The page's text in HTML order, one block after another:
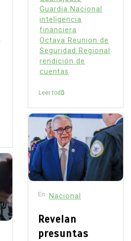
Guardia Nacional
inteligencia
financiera
Octava Reunion de
Seguridad Regional
rendición de
cuentas
Leer todo
En Nacional
Revelan
presuntas